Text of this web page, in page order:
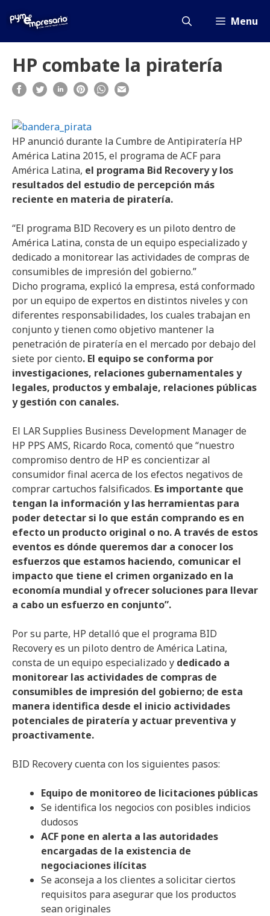
Menu
HP combate la piratería
HP anunció durante la Cumbre de Antipiratería HP
América Latina 2015, el programa de ACF para
América Latina, el programa Bid Recovery y los
resultados del estudio de percepción más
reciente en materia de piratería.
“El programa BID Recovery es un piloto dentro de
América Latina, consta de un equipo especializado y
dedicado a monitorear las actividades de compras de
consumibles de impresión del gobierno.”
Dicho programa, explicó la empresa, está conformado
por un equipo de expertos en distintos niveles y con
diferentes responsabilidades, los cuales trabajan en
conjunto y tienen como objetivo mantener la
penetración de piratería en el mercado por debajo del
siete por ciento. El equipo se conforma por
investigaciones, relaciones gubernamentales y
legales, productos y embalaje, relaciones públicas
y gestión con canales.
El LAR Supplies Business Development Manager de
HP PPS AMS, Ricardo Roca, comentó que “nuestro
compromiso dentro de HP es concientizar al
consumidor final acerca de los efectos negativos de
comprar cartuchos falsificados. Es importante que
tengan la información y las herramientas para
poder detectar si lo que están comprando es en
efecto un producto original o no. A través de estos
eventos es dónde queremos dar a conocer los
esfuerzos que estamos haciendo, comunicar el
impacto que tiene el crimen organizado en la
economía mundial y ofrecer soluciones para llevar
a cabo un esfuerzo en conjunto”.
Por su parte, HP detalló que el programa BID
Recovery es un piloto dentro de América Latina,
consta de un equipo especializado y dedicado a
monitorear las actividades de compras de
consumibles de impresión del gobierno; de esta
manera identifica desde el inicio actividades
potenciales de piratería y actuar preventiva y
proactivamente.
BID Recovery cuenta con los siguientes pasos:
Equipo de monitoreo de licitaciones públicas
Se identifica los negocios con posibles indicios
dudosos
ACF pone en alerta a las autoridades
encargadas de la existencia de
negociaciones ilícitas
Se aconseja a los clientes a solicitar ciertos
requisitos para asegurar que los productos
sean originales